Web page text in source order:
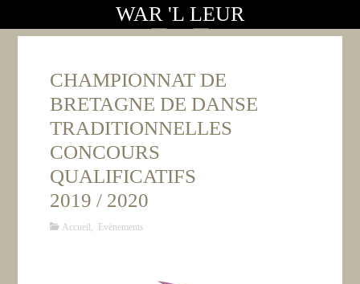
WAR 'L LEUR
CHAMPIONNAT DE
BRETAGNE DE DANSE
TRADITIONNELLES
CONCOURS
QUALIFICATIFS
2019 / 2020
Accueil Evènements